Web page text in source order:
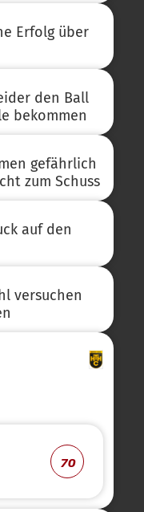
Erfolg über
den Ball
bekommen
gefährlich
zum Schuss
auf den
versuchen
70